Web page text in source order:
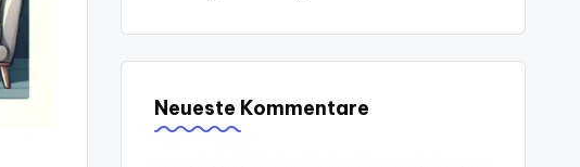
Neueste Kommentare